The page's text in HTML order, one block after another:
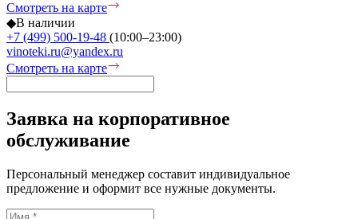
Смотреть на карте
◆В наличии
+7 (499) 500-19-48 (10:00–23:00)
vinoteki.ru@yandex.ru
Смотреть на карте
Заявка на корпоративное
обслуживание
Персональный менеджер составит индивидуальное
предложение и оформит все нужные документы.